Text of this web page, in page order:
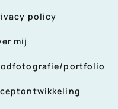
policy
mij
portfolio